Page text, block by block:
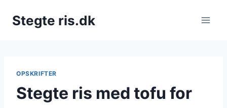
Stegte ris.dk
OPSKRIFTER
Stegte ris med tofu for